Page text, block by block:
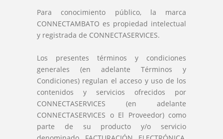
Para conocimiento público, la marca
CONNECTAMBATO es propiedad intelectual
y registrada de CONNECTASERVICES.
Los presentes términos y condiciones
generales (en adelante Términos y
Condiciones) regulan el acceso y uso de los
contenidos y servicios ofrecidos por
CONNECTASERVICES (en adelante
CONNECTASERVICES o El Proveedor) como
parte de su producto y/o servicio